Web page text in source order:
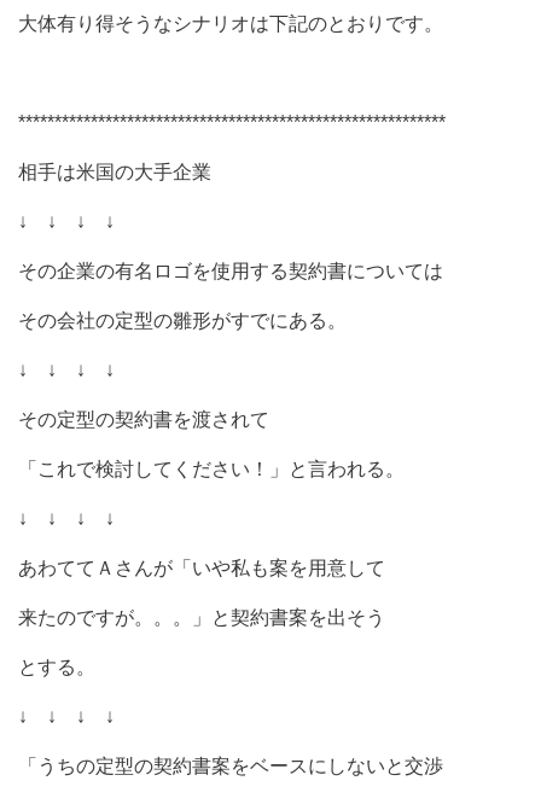
大体有り得そうなシナリオは下記のとおりです。
***********************************************************
相手は米国の大手企業
↓ ↓ ↓ ↓
その企業の有名ロゴを使用する契約書については
その会社の定型の雛形がすでにある。
↓ ↓ ↓ ↓
その定型の契約書を渡されて
「これで検討してください！」と言われる。
↓ ↓ ↓ ↓
あわててＡさんが「いや私も案を用意して
来たのですが。。。」と契約書案を出そう
とする。
↓ ↓ ↓ ↓
「うちの定型の契約書案をベースにしないと交渉